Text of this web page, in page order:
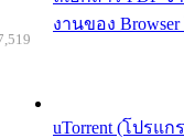
งานของ
uTorrent (โปรแ